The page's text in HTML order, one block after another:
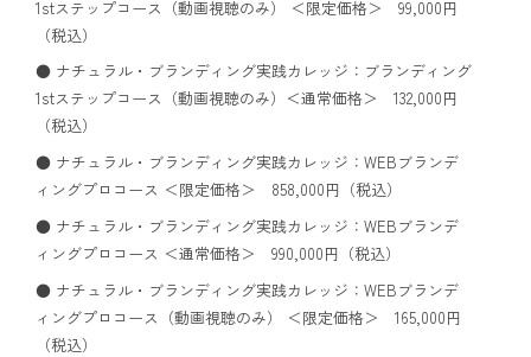
1stステップコース（動画視聴のみ） ＜限定価格＞ 99,000円
（税込）
● ナチュラル・ブランディング実践カレッジ：ブランディング
1stステップコース（動画視聴のみ）＜通常価格＞ 132,000円
（税込）
● ナチュラル・ブランディング実践カレッジ：WEBブランデ
ィングプロコース ＜限定価格＞ 858,000円（税込）
● ナチュラル・ブランディング実践カレッジ：WEBブランデ
ィングプロコース ＜通常価格＞ 990,000円（税込）
● ナチュラル・ブランディング実践カレッジ：WEBブランデ
ィングプロコース（動画視聴のみ） ＜限定価格＞ 165,000円
（税込）